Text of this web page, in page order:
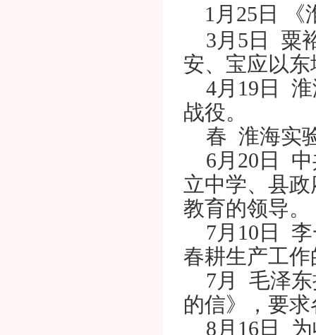
1月25日 《
3月5日 粟
安、宝应以
4月19日 淮
战役。
春 淮海实
6月20日 中
立中学、县
教育的领导。
7月10日 李
春耕生产工
7月 毛泽东
的信》，要
8月16日 为